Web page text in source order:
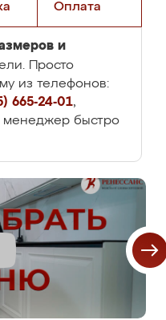
Оплата
и
Просто
из телефонов:
665-24-01,
менеджер быстро